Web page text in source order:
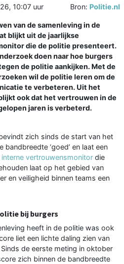
10:07 uur Bron: Politie.nl
van de samenleving in de
blijkt uit de jaarlijkse
die de politie presenteert.
doen naar hoe burgers
de politie aankijken. Met de
wil de politie leren om de
te verbeteren. Uit het
ook dat het vertrouwen in de
jaren is verbeterd.
zich sinds de start van het
‘goed’ en laat een
interne vertrouwensmonitor die
laat op het gebied van
en veiligheid binnen teams een
bij burgers
heeft in de politie was ook
liet een lichte daling zien van
de eerste meting in oktober
zich binnen de bandbreedte